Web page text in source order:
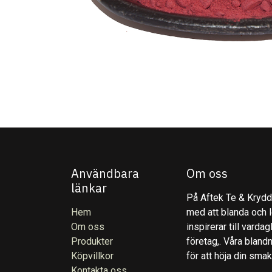
Användbara
länkar
Hem
Om oss
Produkter
Köpvillkor
Om oss
På Aftek Te &
med att blanda och
inspirerar till
företag,. Våra
för att höja din